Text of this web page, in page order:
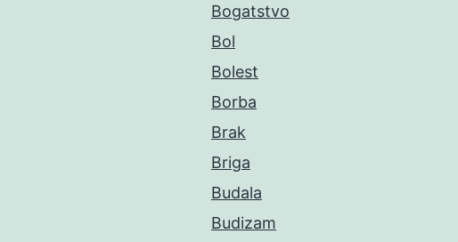
Bogatstvo
Bol
Bolest
Borba
Brak
Briga
Budala
Budizam